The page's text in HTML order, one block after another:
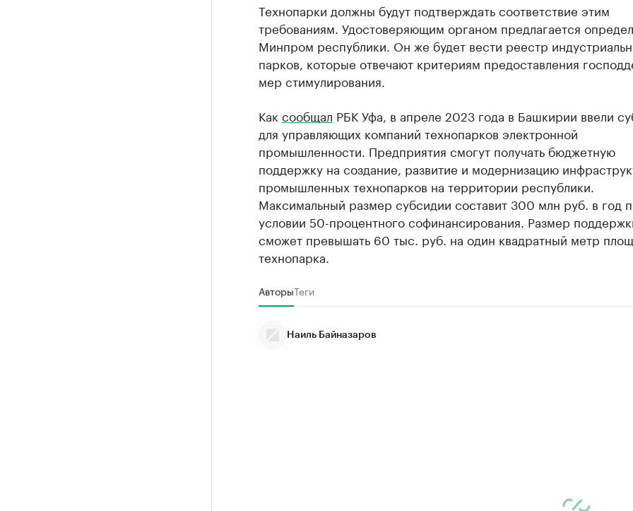
Технопарки должны будут подтверждать соответствие этим
требованиям. Удостоверяющим органом предлагается
Минпром республики. Он же будет вести реестр
парков, которые отвечают критериям предоставления
мер стимулирования.
Как сообщал РБК Уфа, в апреле 2023 года в Башкирии ввели
для управляющих компаний технопарков электронной
промышленности. Предприятия смогут получать бюджетную
поддержку на создание, развитие и модернизацию
промышленных технопарков на территории республики.
Максимальный размер субсидии составит 300 млн руб. в год
условии 50-процентного софинансирования. Размер
сможет превышать 60 тыс. руб. на один квадратный метр
технопарка.
АвторыТеги
Наиль Байназаров